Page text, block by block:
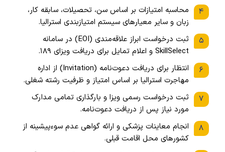
۴
محاسبه امتیازات بر اساس سن، تحصیلات، سابقه کار،
زبان و سایر معیارهای سیستم امتیازبندی استرالیا.
۵
ثبت درخواست ابراز علاقه‌مندی (EOI) در سامانه
SkillSelect و اعلام تمایل برای دریافت ویزای ۱۸۹.
۶
انتظار برای دریافت دعوت‌نامه (Invitation) از اداره
مهاجرت استرالیا بر اساس امتیاز و ظرفیت رشته شغلی.
۷
ثبت درخواست رسمی ویزا و بارگذاری تمامی مدارک
مورد نیاز پس از دریافت دعوت‌نامه.
۸
انجام معاینات پزشکی و ارائه گواهی عدم سوءپیشینه از
کشورهای محل اقامت قبلی.